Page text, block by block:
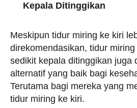
Kepala Ditinggikan
Meskipun tidur miring ke kiri
direkomendasikan, tidur
sedikit kepala ditinggikan juga
alternatif yang baik bagi
Terutama bagi mereka yang
tidur miring ke kiri.